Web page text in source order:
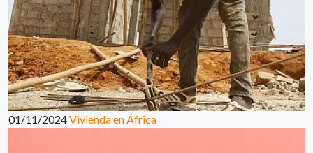
01/11/2024Vivienda en África